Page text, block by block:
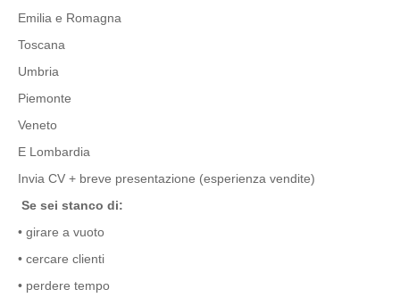
Emilia e Romagna
Toscana
Umbria
Piemonte
Veneto
E Lombardia
Invia CV + breve presentazione (esperienza vendite)
Se sei stanco di:
• girare a vuoto
• cercare clienti
• perdere tempo